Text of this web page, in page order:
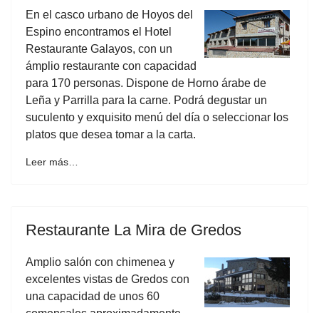
En el casco urbano de Hoyos del
Espino encontramos el Hotel
Restaurante Galayos, con un
ámplio restaurante con capacidad
para 170 personas. Dispone de Horno árabe de
Leña y Parrilla para la carne. Podrá degustar un
suculento y exquisito menú del día o seleccionar los
platos que desea tomar a la carta.
Leer más…
Restaurante La Mira de Gredos
Amplio salón con chimenea y
excelentes vistas de Gredos con
una capacidad de unos 60